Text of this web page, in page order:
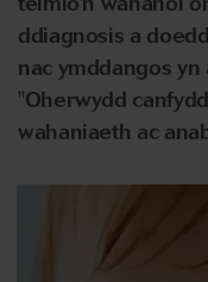
ddiagnosis a
nac ymddangos yn
"Oherwydd
wahaniaeth ac